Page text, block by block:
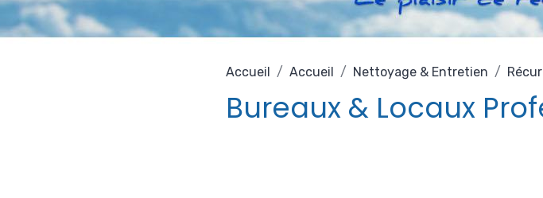
Accueil Accueil Nettoyage & Entretien
Bureaux & Locaux